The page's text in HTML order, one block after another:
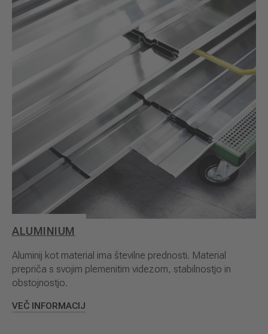
ALUMINIUM
Aluminij kot material ima številne prednosti. Material
prepriča s svojim plemenitim videzom, stabilnostjo in
obstojnostjo.
VEČ INFORMACIJ